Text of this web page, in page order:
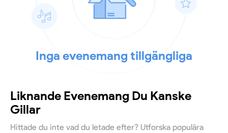
Inga evenemang tillgängliga
Liknande Evenemang Du Kanske
Gillar
Hittade du inte vad du letade efter? Utforska populära